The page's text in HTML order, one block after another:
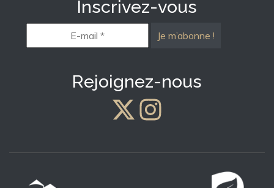
Inscrivez-vous
mail
*
Rejoignez-nous